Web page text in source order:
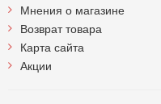
Мнения о магазине
Возврат товара
Карта сайта
Акции